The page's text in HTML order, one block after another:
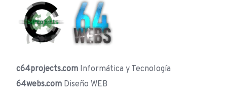
c64projects.com Informática y Tecnología
64webs.com Diseño WEB